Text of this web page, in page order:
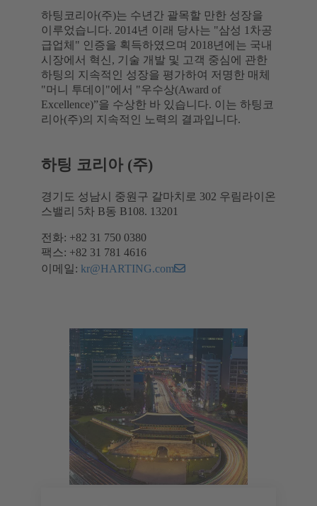
하팅코리아(주)는 수년간 괄목할 만한 성장을
이루었습니다. 2014년 이래 당사는 "삼성 1차공
급업체" 인증을 획득하였으며 2018년에는 국내
시장에서 혁신, 기술 개발 및 고객 중심에 관한
하팅의 지속적인 성장을 평가하여 저명한 매체
"머니 투데이"에서 "우수상(Award of
Excellence)”을 수상한 바 있습니다. 이는 하팅코
리아(주)의 지속적인 노력의 결과입니다.
하팅 코리아 (주)
경기도 성남시 중원구 갈마치로 302 우림라이온
스밸리 5차 B동 B108. 13201
전화: +82 31 750 0380
팩스: +82 31 781 4616
이메일: kr@HARTING.com